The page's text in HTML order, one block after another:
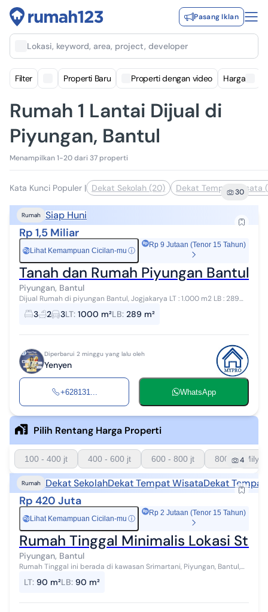
Pasang Iklan
Lokasi, keyword, area, project, developer
Filter Properti Baru Properti dengan video Harga
Rumah 1 Lantai Dijual di
Piyungan, Bantul
Menampilkan 1-20 dari 37 properti
Kata Kunci Populer | Dekat Sekolah (20) Dekat Tempat Wisata
30
Rumah Siap Huni
Rp 1,5 Miliar
Rp Lihat Kemampuan Cicilan-mu ⓘ
Rp 9 Jutaan (Tenor 15 Tahun)
Tanah dan Rumah Piyungan Bantul
Piyungan, Bantul
Dijual Rumah di piyungan Bantul, Jogjakarya LT : 1.000 m2 LB : 289
m2 Cocok untuk villa / rumah pensiunan
3 2 3LT: 1000 m²LB: 289 m²
Diperbarui 2 minggu yang lalu oleh
Yenyen
+628131... WhatsApp
Pilih Rentang Harga Properti
100 - 400 jt 400 - 600 jt 600 - 800 jt 800 - 1 Milyar
4
Rumah Dekat SekolahDekat Tempat WisataDekat
Rp 420 Juta
Rp Lihat Kemampuan Cicilan-mu ⓘ
Rp 2 Jutaan (Tenor 15 Tahun)
Rumah Tinggal Minimalis Lokasi
Piyungan, Bantul
Rumah Tinggal ini berada di kawasan Srimartani, Piyungan, Bantul,
mudah menuju Kota ...
LT: 90 m²LB: 90 m²